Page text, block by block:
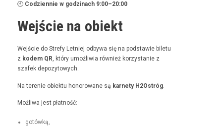
🕘 Codzi­en­nie w godz­i­nach 9:00–20:00
Wejście na obiekt
Wejś­cie do Stre­fy Let­niej odby­wa się na pod­staw­ie bile­tu
z kodem QR, który umożli­wia również korzys­tanie z
szafek depozytowych.
Na tere­nie obiek­tu hon­orowane są kar­ne­ty H2Ostróg.
Możli­wa jest płatność:
gotówką,